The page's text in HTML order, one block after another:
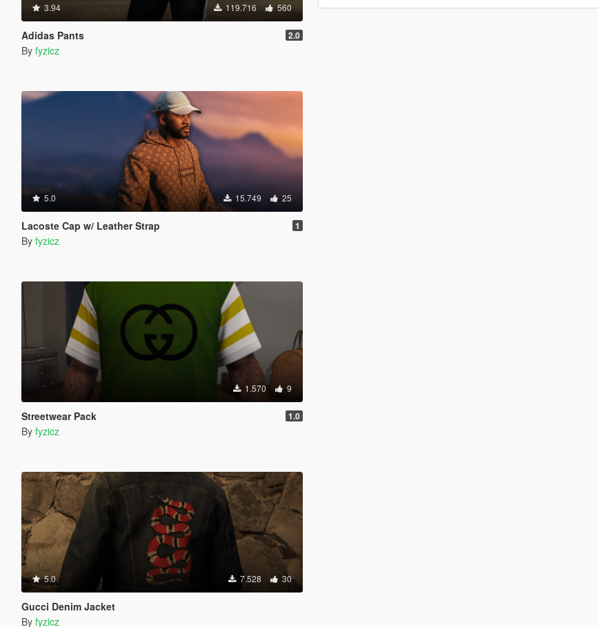
3.94 119.716 560
Adidas Pants 2.0
By fyzicz
5.0 15.749 25
Lacoste Cap w/ Leather Strap 1
By fyzicz
1.570 9
Streetwear Pack 1.0
By fyzicz
5.0 7.528 30
Gucci Denim Jacket
By fyzicz